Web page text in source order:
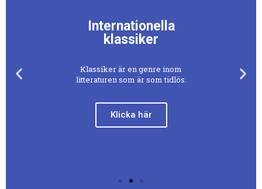
Internationella
klassiker
Klassiker är en genre inom
litteraturen som är som tidlös.
Klicka här